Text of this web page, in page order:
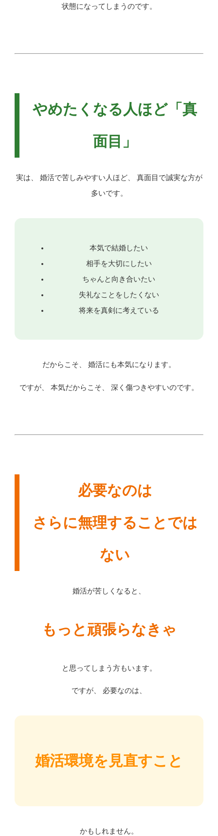
状態になってしまうのです。
やめたくなる人ほど「真
面目」
実は、 婚活で苦しみやすい人ほど、 真面目で誠実な方が
多いです。
本気で結婚したい
相手を大切にしたい
ちゃんと向き合いたい
失礼なことをしたくない
将来を真剣に考えている
だからこそ、 婚活にも本気になります。
ですが、 本気だからこそ、 深く傷つきやすいのです。
必要なのは
さらに無理することでは
ない
婚活が苦しくなると、
もっと頑張らなきゃ
と思ってしまう方もいます。
ですが、 必要なのは、
婚活環境を見直すこと
かもしれません。